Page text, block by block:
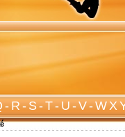
-R-S-T-U-V-W X